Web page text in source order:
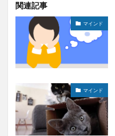
関連記事
マインド
マインド